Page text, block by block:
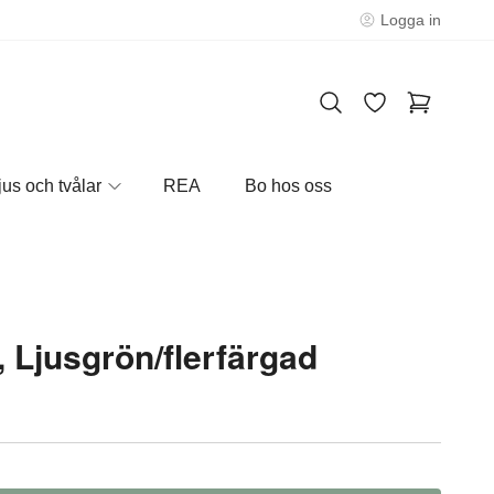
Logga in
och tvålar REA Bo hos oss
Ljusgrön/flerfärgad